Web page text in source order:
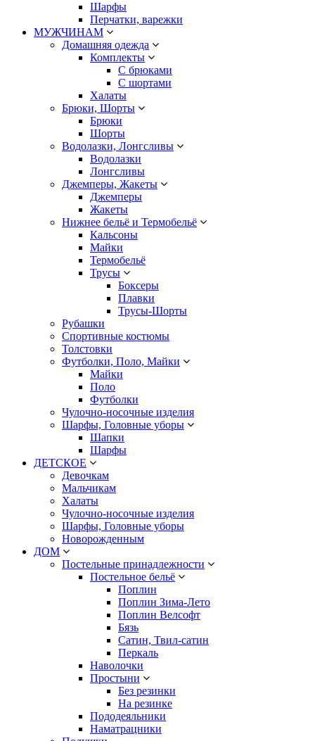
Шарфы
Перчатки, варежки
МУЖЧИНАМ
Домашняя одежда
Комплекты
С брюками
С шортами
Халаты
Брюки, Шорты
Брюки
Шорты
Водолазки, Лонгсливы
Водолазки
Лонгсливы
Джемперы, Жакеты
Джемперы
Жакеты
Нижнее бельё и Термобельё
Кальсоны
Майки
Термобельё
Трусы
Боксеры
Плавки
Трусы-Шорты
Рубашки
Спортивные костюмы
Толстовки
Футболки, Поло, Майки
Майки
Поло
Футболки
Чулочно-носочные изделия
Шарфы, Головные уборы
Шапки
Шарфы
ДЕТСКОЕ
Девочкам
Мальчикам
Халаты
Чулочно-носочные изделия
Шарфы, Головные уборы
Новорожденным
ДОМ
Постельные принадлежности
Постельное бельё
Поплин
Поплин Зима-Лето
Поплин Велсофт
Бязь
Сатин, Твил-сатин
Перкаль
Наволочки
Простыни
Без резинки
На резинке
Пододеяльники
Наматрацники